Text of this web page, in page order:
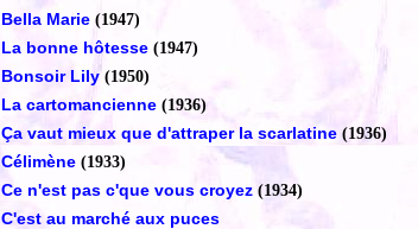
Bella Marie (1947)
La bonne hôtesse (1947)
Bonsoir Lily (1950)
La cartomancienne (1936)
Ça vaut mieux que d'attraper la scarlatine (1936)
Célimène (1933)
Ce n'est pas c'que vous croyez (1934)
C'est au marché aux puces